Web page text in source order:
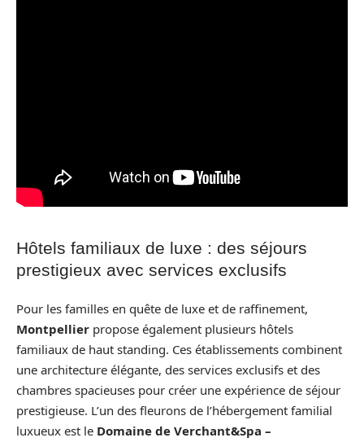
Hôtels familiaux de luxe : des séjours
prestigieux avec services exclusifs
Pour les familles en quête de luxe et de raffinement,
Montpellier propose également plusieurs hôtels
familiaux de haut standing. Ces établissements combinent
une architecture élégante, des services exclusifs et des
chambres spacieuses pour créer une expérience de séjour
prestigieuse. L’un des fleurons de l’hébergement familial
luxueux est le Domaine de Verchant&Spa –